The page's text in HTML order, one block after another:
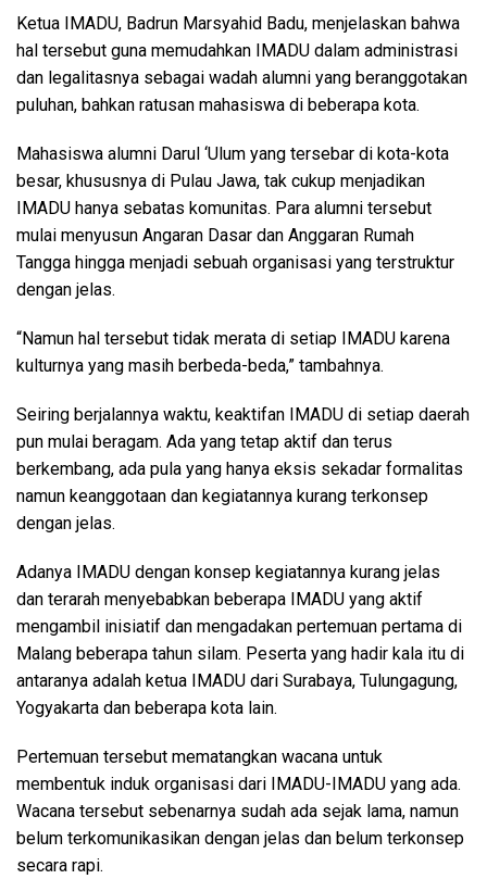
Ketua IMADU, Badrun Marsyahid Badu, menjelaskan bahwa
hal tersebut guna memudahkan IMADU dalam administrasi
dan legalitasnya sebagai wadah alumni yang beranggotakan
puluhan, bahkan ratusan mahasiswa di beberapa kota.
Mahasiswa alumni Darul ‘Ulum yang tersebar di kota-kota
besar, khususnya di Pulau Jawa, tak cukup menjadikan
IMADU hanya sebatas komunitas. Para alumni tersebut
mulai menyusun Angaran Dasar dan Anggaran Rumah
Tangga hingga menjadi sebuah organisasi yang terstruktur
dengan jelas.
“Namun hal tersebut tidak merata di setiap IMADU karena
kulturnya yang masih berbeda-beda,” tambahnya.
Seiring berjalannya waktu, keaktifan IMADU di setiap daerah
pun mulai beragam. Ada yang tetap aktif dan terus
berkembang, ada pula yang hanya eksis sekadar formalitas
namun keanggotaan dan kegiatannya kurang terkonsep
dengan jelas.
Adanya IMADU dengan konsep kegiatannya kurang jelas
dan terarah menyebabkan beberapa IMADU yang aktif
mengambil inisiatif dan mengadakan pertemuan pertama di
Malang beberapa tahun silam. Peserta yang hadir kala itu di
antaranya adalah ketua IMADU dari Surabaya, Tulungagung,
Yogyakarta dan beberapa kota lain.
Pertemuan tersebut mematangkan wacana untuk
membentuk induk organisasi dari IMADU-IMADU yang ada.
Wacana tersebut sebenarnya sudah ada sejak lama, namun
belum terkomunikasikan dengan jelas dan belum terkonsep
secara rapi.